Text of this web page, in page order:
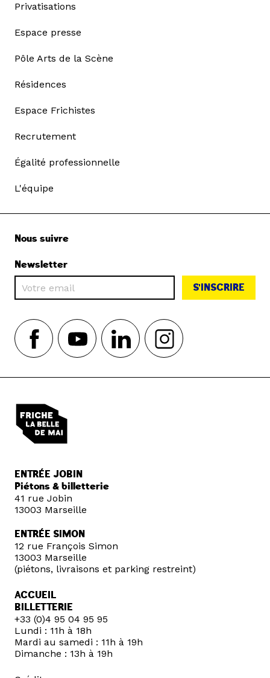
Privatisations
Espace presse
Pôle Arts de la Scène
Résidences
Espace Frichistes
Recrutement
Égalité professionnelle
L'équipe
Nous suivre
Newsletter
S'INSCRIRE
ENTRÉE JOBIN
Piétons & billetterie
41 rue Jobin
13003 Marseille
ENTRÉE SIMON
12 rue François Simon
13003 Marseille
(piétons, livraisons et parking restreint)
ACCUEIL
BILLETTERIE
+33 (0)4 95 04 95 95
Lundi : 11h à 18h
Mardi au samedi : 11h à 19h
Dimanche : 13h à 19h